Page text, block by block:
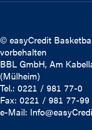
© easyCredit
vorbehalten
BBL GmbH, Am
(Mülheim)
Tel.: 0221 / 981 77-0
Fax: 0221 / 981 77-99
e-Mail: